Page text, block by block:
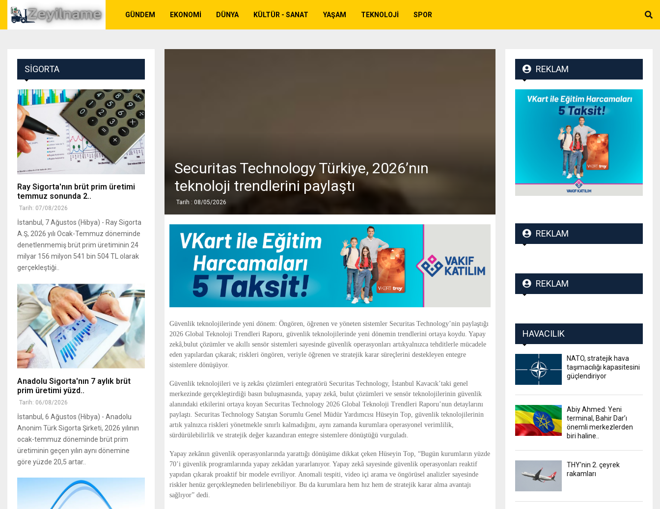
GÜNDEM EKONOMI DÜNYA KÜLTÜR - SANAT YAŞAM TEKNOLOJI SPOR
Securitas Technology Türkiye, 2026’nın
teknoloji trendlerini paylaştı
Tarih : 08/05/2026
Güvenlik teknolojilerinde yeni dönem: Öngören, öğrenen ve yöneten sistemler Securitas Technology’nin paylaştığı
2026 Global Teknoloji Trendleri Raporu, güvenlik teknolojilerinde yeni dönemin trendlerini ortaya koydu. Yapay
zekâ, bulut çözümler ve akıllı sensör sistemleri sayesinde güvenlik operasyonları artıkyalnızca tehditlerle mücadele
eden yapılardan çıkarak; riskleri öngören, veriyle öğrenen ve stratejik karar süreçlerini destekleyen entegre
sistemlere dönüşüyor.
Güvenlik teknolojileri ve iş zekâsı çözümleri entegratörü Securitas Technology, İstanbul Kavacık’taki genel
merkezinde gerçekleştirdiği basın buluşmasında, yapay zekâ, bulut çözümleri ve sensör teknolojilerinin güvenlik
alanındaki etkilerini ortaya koyan Securitas Technology 2026 Global Teknoloji Trendleri Raporu’nun detaylarını
paylaştı. Securitas Technology Satıştan Sorumlu Genel Müdür Yardımcısı Hüseyin Top, güvenlik teknolojilerinin
artık yalnızca riskleri yönetmekle sınırlı kalmadığını, aynı zamanda kurumlara operasyonel verimlilik,
sürdürülebilirlik ve stratejik değer kazandıran entegre sistemlere dönüştüğü vurguladı.
Yapay zekânın güvenlik operasyonlarında yarattığı dönüşüme dikkat çeken Hüseyin Top, “Bugün kurumların yüzde
70’i güvenlik programlarında yapay zekâdan yararlanıyor. Yapay zekâ sayesinde güvenlik operasyonları reaktif
yapıdan çıkarak proaktif bir modele evriliyor. Anomali tespiti, video içi arama ve öngörüsel analizler sayesinde
riskler henüz gerçekleşmeden belirlenebiliyor. Bu da kurumlara hem hız hem de stratejik karar alma avantajı
sağlıyor” dedi.
SIGORTA
Ray Sigorta'nın brüt prim üretimi
temmuz sonunda 2..
Tarih: 07/08/2026
İstanbul, 7 Ağustos (Hibya) - Ray Sigorta
A.Ş, 2026 yılı Ocak-Temmuz döneminde
denetlenmemiş brüt prim üretiminin 24
milyar 156 milyon 541 bin 504 TL olarak
gerçekleştiği..
Anadolu Sigorta'nın 7 aylık brüt
prim üretimi yüzd..
Tarih: 06/08/2026
İstanbul, 6 Ağustos (Hibya) - Anadolu
Anonim Türk Sigorta Şirketi, 2026 yılının
ocak-temmuz döneminde brüt prim
üretiminin geçen yılın aynı dönemine
göre yüzde 20,5 artar..
REKLAM
REKLAM
REKLAM
HAVACILIK
NATO, stratejik hava
taşımacılığı kapasitesini
güçlendiriyor
Abiy Ahmed: Yeni
terminal, Bahir Dar’ı
önemli merkezlerden
biri haline..
THY'nin 2. çeyrek
rakamları